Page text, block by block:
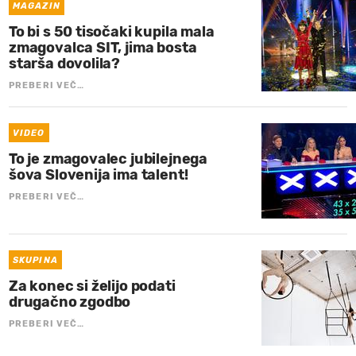
MAGAZIN
To bi s 50 tisočaki kupila mala
zmagovalca SIT, jima bosta
starša dovolila?
PREBERI VEČ…
VIDEO
To je zmagovalec jubilejnega
šova Slovenija ima talent!
PREBERI VEČ…
SKUPINA
Za konec si želijo podati
drugačno zgodbo
PREBERI VEČ…